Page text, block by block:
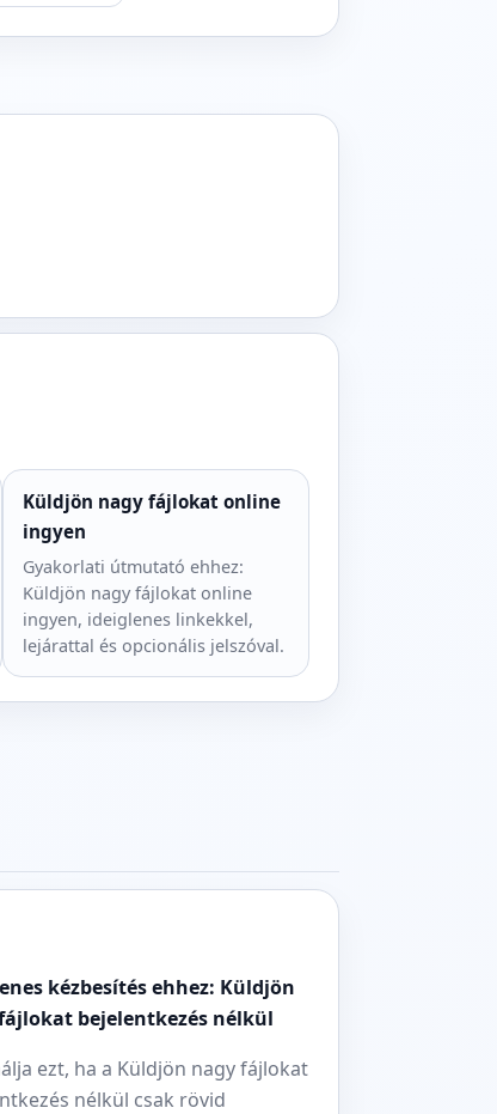
Küldjön nagy fájlokat online
ingyen
Gyakorlati útmutató ehhez:
Küldjön nagy fájlokat online
ingyen, ideiglenes linkekkel,
lejárattal és opcionális jelszóval.
kézbesítés ehhez: Küldjön
bejelentkezés nélkül
ezt, ha a Küldjön nagy fájlokat
nélkül csak rövid